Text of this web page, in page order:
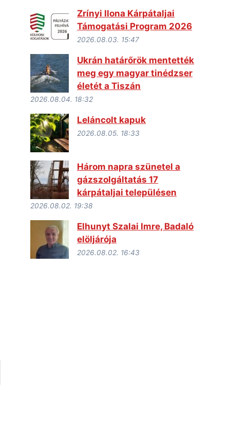
Zrínyi Ilona Kárpátaljai
Támogatási Program 2026
2026.08.03. 15:47
Ukrán határőrök mentették
meg egy magyar tinédzser
életét a Tiszán
2026.08.04. 18:32
Leláncolt kapuk
2026.08.05. 18:33
Három napra szünetel a
gázszolgáltatás 17
kárpátaljai településen
2026.08.02. 19:38
Elhunyt Szalai Imre, Badaló
elöljárója
2026.08.02. 16:43